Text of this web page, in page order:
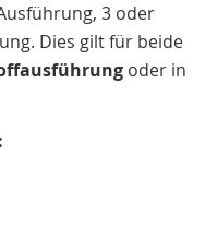
3 oder
Dies gilt für beide
oder in